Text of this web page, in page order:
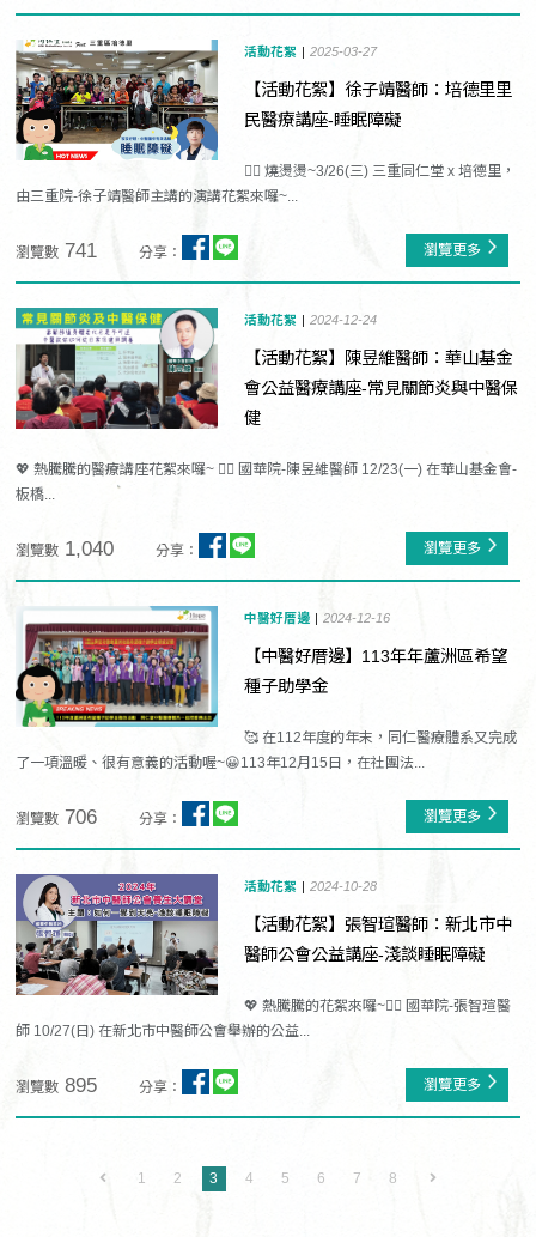
活動花絮 2025-03-27
【活動花絮】徐子靖醫師：培德里里
民醫療講座-睡眠障礙
❤️‍🔥 燒燙燙~3/26(三) 三重同仁堂 x 培德里，
由三重院-徐子靖醫師主講的演講花絮來囉~...
瀏覽數 741 分享： 瀏覽更多
活動花絮 2024-12-24
【活動花絮】陳昱維醫師：華山基金
會公益醫療講座-常見關節炎與中醫保
健
💖 熱騰騰的醫療講座花絮來囉~ 👨‍⚕️ 國華院-陳昱維醫師 12/23(一) 在華山基金會-
板橋...
瀏覽數 1,040 分享： 瀏覽更多
中醫好厝邊 2024-12-16
【中醫好厝邊】113年年蘆洲區希望
種子助學金
🥰 在112年度的年末，同仁醫療體系又完成
了一項溫暖、很有意義的活動喔~😀113年12月15日，在社團法...
瀏覽數 706 分享： 瀏覽更多
活動花絮 2024-10-28
【活動花絮】張智瑄醫師：新北市中
醫師公會公益講座-淺談睡眠障礙
💖 熱騰騰的花絮來囉~👩‍⚕️ 國華院-張智瑄醫
師 10/27(日) 在新北市中醫師公會舉辦的公益...
瀏覽數 895 分享： 瀏覽更多
1 2 3 4 5 6 7 8